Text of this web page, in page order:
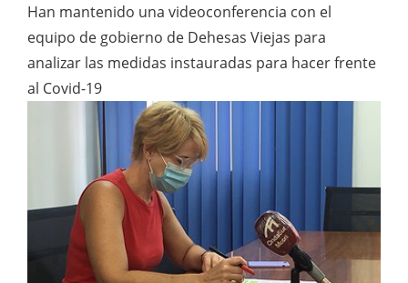
Han mantenido una videoconferencia con el
equipo de gobierno de Dehesas Viejas para
analizar las medidas instauradas para hacer frente
al Covid-19